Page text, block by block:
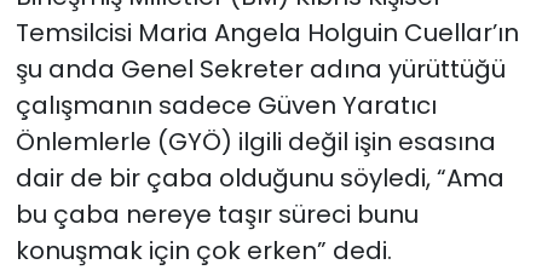
Temsilcisi Maria Angela Holguin Cuellar’ın
şu anda Genel Sekreter adına yürüttüğü
çalışmanın sadece Güven Yaratıcı
Önlemlerle (GYÖ) ilgili değil işin esasına
dair de bir çaba olduğunu söyledi, “Ama
bu çaba nereye taşır süreci bunu
konuşmak için çok erken” dedi.
TÜRKiYE
Video Galeri
YAŞAM
Yazarlar